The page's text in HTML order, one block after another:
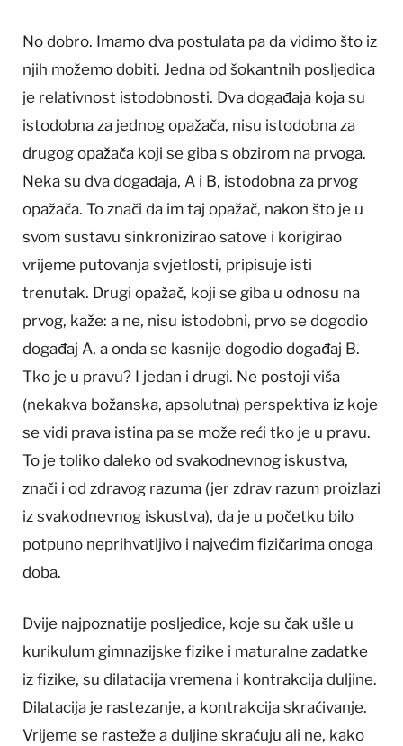
No dobro. Imamo dva postulata pa da vidimo što iz
njih možemo dobiti. Jedna od šokantnih posljedica
je relativnost istodobnosti. Dva događaja koja su
istodobna za jednog opažača, nisu istodobna za
drugog opažača koji se giba s obzirom na prvoga.
Neka su dva događaja, A i B, istodobna za prvog
opažača. To znači da im taj opažač, nakon što je u
svom sustavu sinkronizirao satove i korigirao
vrijeme putovanja svjetlosti, pripisuje isti
trenutak. Drugi opažač, koji se giba u odnosu na
prvog, kaže: a ne, nisu istodobni, prvo se dogodio
događaj A, a onda se kasnije dogodio događaj B.
Tko je u pravu? I jedan i drugi. Ne postoji viša
(nekakva božanska, apsolutna) perspektiva iz koje
se vidi prava istina pa se može reći tko je u pravu.
To je toliko daleko od svakodnevnog iskustva,
znači i od zdravog razuma (jer zdrav razum proizlazi
iz svakodnevnog iskustva), da je u početku bilo
potpuno neprihvatljivo i najvećim fizičarima onoga
doba.
Dvije najpoznatije posljedice, koje su čak ušle u
kurikulum gimnazijske fizike i maturalne zadatke
iz fizike, su dilatacija vremena i kontrakcija duljine.
Dilatacija je rastezanje, a kontrakcija skraćivanje.
Vrijeme se rasteže a duljine skraćuju ali ne, kako